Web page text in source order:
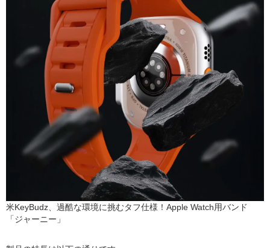
米KeyBudz、過酷な環境に挑むタフ仕様！Apple Watch用バンド
「ジャーニー」